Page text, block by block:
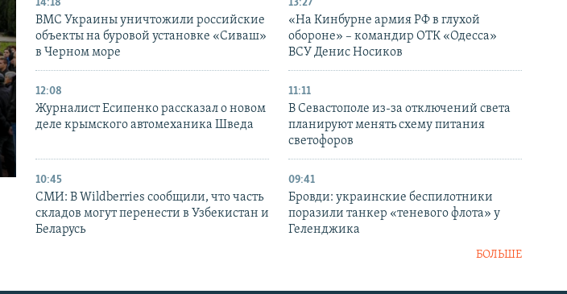
14:18
ВМС Украины уничтожили российские
объекты на буровой установке «Сиваш»
в Черном море
13:27
«На Кинбурне армия РФ в глухой
обороне» – командир ОТК «Одесса»
ВСУ Денис Носиков
12:08
Журналист Есипенко рассказал о новом
деле крымского автомеханика Шведа
11:11
В Севастополе из-за отключений света
планируют менять схему питания
светофоров
10:45
СМИ: В Wildberries сообщили, что часть
складов могут перенести в Узбекистан и
Беларусь
09:41
Бровди: украинские беспилотники
поразили танкер «теневого флота» у
Геленджика
БОЛЬШЕ